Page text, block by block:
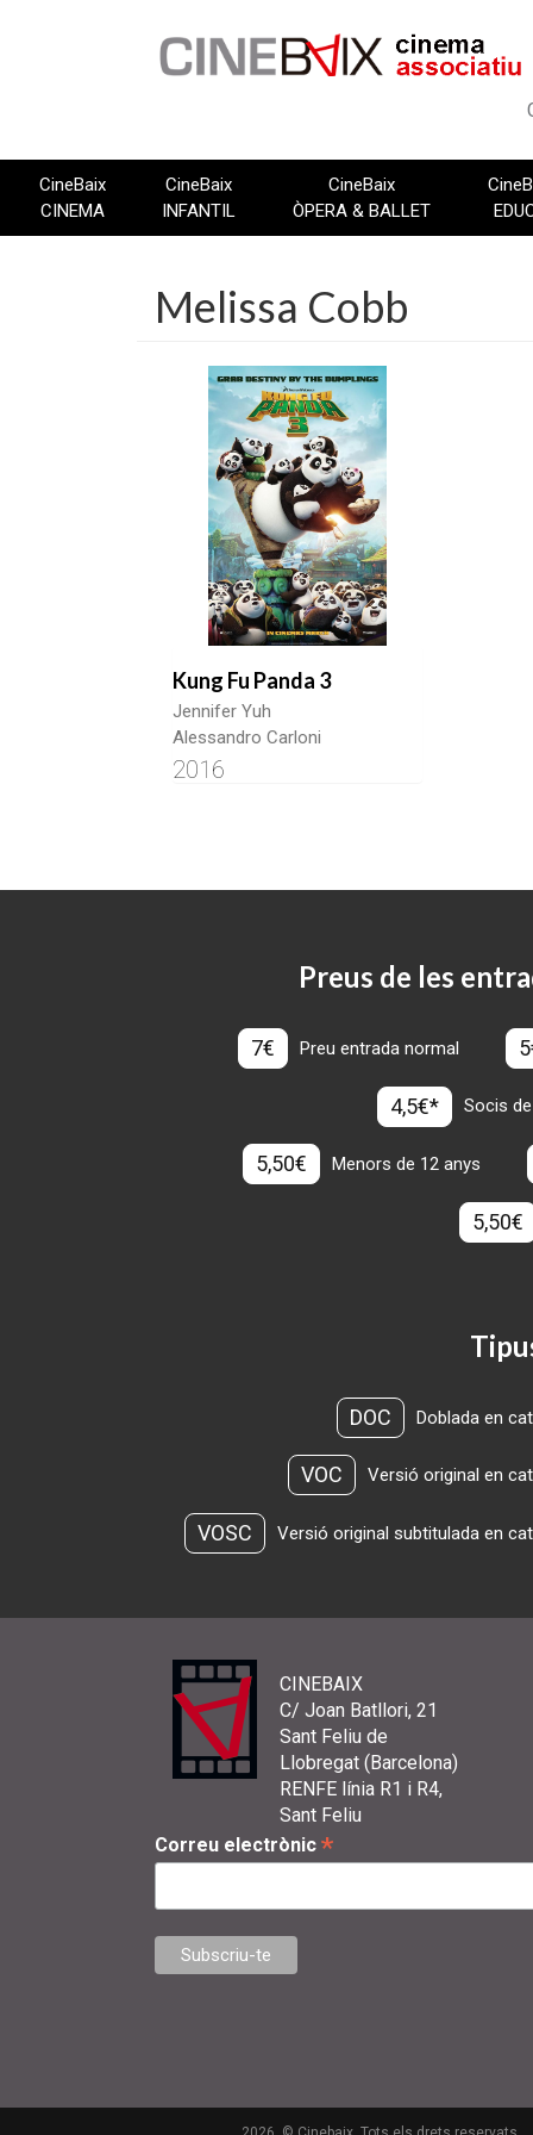
CineBaix
CINEMA
CineBaix
INFANTIL
CineBaix
ÒPERA & BALLET
Melissa Cobb
Kung Fu Panda 3
Jennifer Yuh
Alessandro Carloni
2016
Preus de les
7€ Preu entrada normal
4,5€* Socis
5,50€ Menors de 12 anys
5,50€
DOC Doblada en
VOC Versió original en
VOSC Versió original subtitulada en
CINEBAIX
C/ Joan Batllori, 21
Sant Feliu de
Llobregat (Barcelona)
RENFE línia R1 i R4,
Sant Feliu
Correu electrònic *